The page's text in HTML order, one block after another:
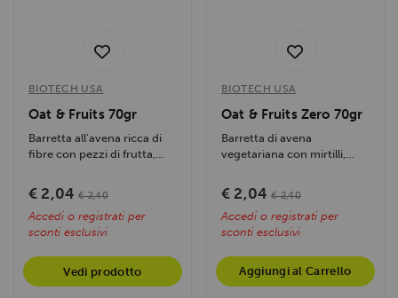
BIOTECH USA
Oat & Fruits 70gr
Barretta all'avena ricca di
fibre con pezzi di frutta,
€ 2,04 € 2,40
Accedi o registrati per
sconti esclusivi
Vedi prodotto
BIOTECH USA
Oat & Fruits Zero 70gr
Barretta di avena
vegetariana con mirtilli,
Ricca di fibre,...
€ 2,04 € 2,40
Accedi o registrati per
sconti esclusivi
Aggiungi al Carrello